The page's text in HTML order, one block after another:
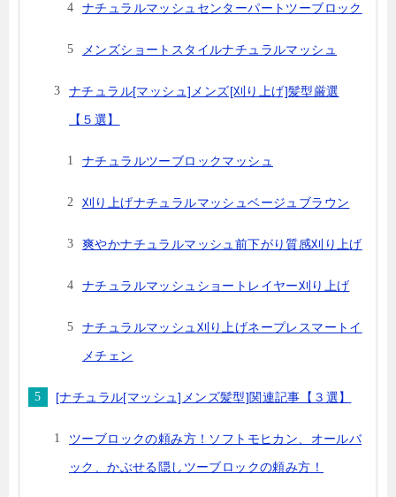
ナチュラルマッシュセンターパートツーブロック
メンズショートスタイルナチュラルマッシュ
ナチュラル[マッシュ]メンズ[刈り上げ]髪型厳選
【５選】
ナチュラルツーブロックマッシュ
刈り上げナチュラルマッシュベージュブラウン
爽やかナチュラルマッシュ前下がり質感刈り上げ
ナチュラルマッシュショートレイヤー刈り上げ
ナチュラルマッシュ刈り上げネープレスマートイ
メチェン
[ナチュラル[マッシュ]メンズ髪型]関連記事【３選】
ツーブロックの頼み方！ソフトモヒカン、オールバ
ック、かぶせる隠しツーブロックの頼み方！